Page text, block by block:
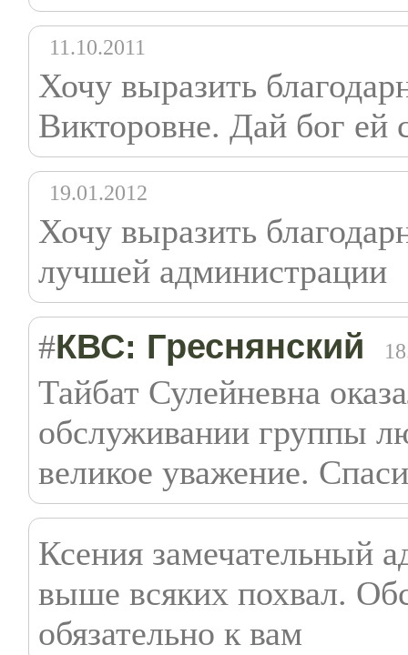
11.10.2011
Хочу выразить
Викторовне. Дай бог ей
19.01.2012
Хочу выразить
лучшей администрации
#КВС: Греснянский
Тайбат Сулейневна
обслуживании группы
великое уважение.
Ксения замечательный
выше всяких похвал.
обязательно к вам